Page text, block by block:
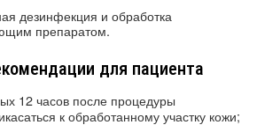
дезинфекция и обработка
препаратом.
для пациента
12 часов после процедуры
к обработанному участку кожи;